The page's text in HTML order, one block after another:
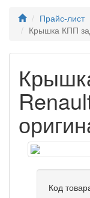
Прайс-лист
Крышка КПП
Код